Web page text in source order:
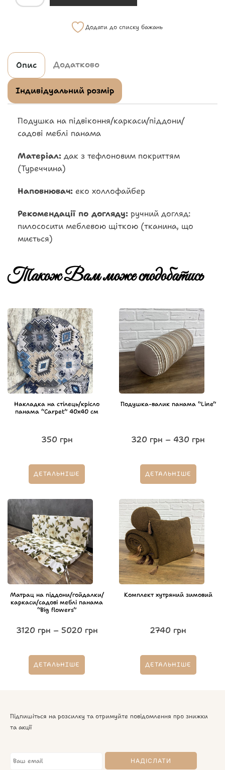
Додати до списку бажань
Опис Додатково
Індивідуальний розмір
Подушка на підвіконня/каркаси/піддони/
садові меблі панама
Матеріал: дак з тефлоновим покриттям
(Туреччина)
Наповнювач: еко холлофайбер
Рекомендації по догляду: ручний догляд:
пилососити меблевою щіткою (тканина, що
миється)
Також Вам може сподобатись
Накладка на стілець/крісло
панама “Carpet” 40х40 см
350 грн
ДЕТАЛЬНІШЕ
Подушка-валик панама “Line”
320 грн – 430 грн
ДЕТАЛЬНІШЕ
Матрац на піддони/гойдалки/
каркаси/садові меблі панама
“Big flowers”
3120 грн – 5020 грн
ДЕТАЛЬНІШЕ
Комплект хутряний зимовий
2740 грн
ДЕТАЛЬНІШЕ
Підпишіться на розсилку та отримуйте повідомлення про знижки
та акції